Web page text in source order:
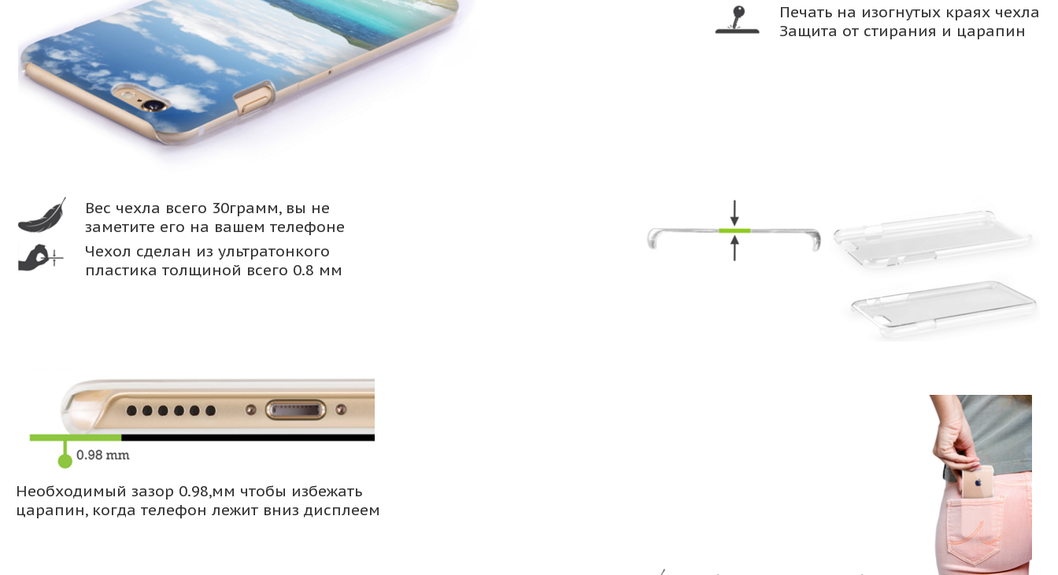
Печать на изогнутых краях чехла
Защита от стирания и царапин
Вес чехла всего 30грамм, вы не
заметите его на вашем телефоне
Чехол сделан из ультратонкого
пластика толщиной всего 0.8 мм
Необходимый зазор 0.98,мм чтобы избежать
царапин, когда телефон лежит вниз дисплеем